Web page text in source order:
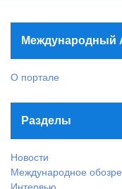
Международный
О портале
Разделы
Новости
Международное